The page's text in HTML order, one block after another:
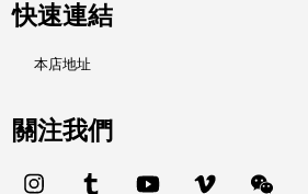
快速連結
本店地址
關注我們
Pinterest Instagram Tumblr YouTube Vimeo